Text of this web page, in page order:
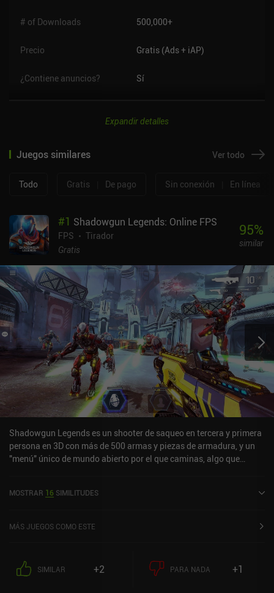
# of Downloads 500,000+
Precio Gratis (Ads + iAP)
¿Contiene anuncios? Sí
Expandir detalles
Juegos similares Ver todo
Todo Gratis De pago Sin conexión En línea
#1 Shadowgun Legends: Online FPS
FPS
Tirador
Gratis
95%
similar
Shadowgun Legends es un shooter de saqueo en tercera y primera
persona en 3D con más de 500 armas y piezas de armadura, y un
"menú" único de mundo abierto por el que caminas, algo que
en una larga campaña, y la mecánica de combate principal
también incluye misiones cooperativas online y un chat de voz
diversión. Lamentablemente, la campaña se hace repetitiva con
bastante rapidez, y los entornos de cada nivel apenas influyen en
MOSTRAR 16 SIMILITUDES
MÁS JUEGOS COMO ESTE
SIMILAR +2 PARA NADA +1